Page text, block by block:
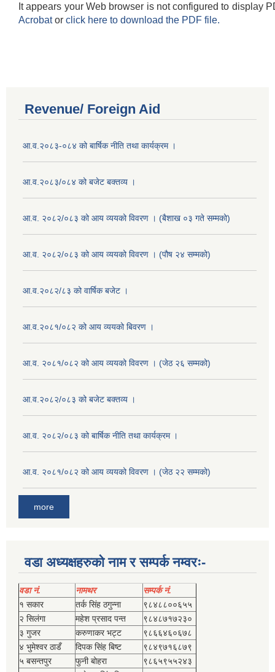
It appears your Web browser is not configured to display
Acrobator click here to download the PDF file.
Revenue/ Foreign Aid
आ.व.२०८३-०८४ को बार्षिक नीति तथा कार्यक्रम ।
आ.व.२०८३/०८४ को बजेट बक्तव्य ।
आ.व. २०८२/०८३ को आय व्ययको विवरण । (बैशाख ०३ गते सम्मको)
आ.व. २०८२/०८३ को आय व्ययको विवरण । (पौष २४ सम्मको)
आ.व.२०८२/८३ को वार्षिक बजेट ।
आ.व.२०८१/०८२ को आय व्ययको बिवरण ।
आ.व. २०८१/०८२ को आय व्ययको विवरण । (जेठ २६ सम्मको)
आ.व.२०८२/०८३ को बजेट बक्तव्य ।
आ.व. २०८२/०८३ को बार्षिक नीति तथा कार्यक्रम ।
आ.व. २०८१/०८२ को आय व्ययको विवरण । (जेठ २२ सम्मको)
more
वडा अध्यक्षहरुको नाम र सम्पर्क नम्वरः-
वडा नं. नामथर
सम्पर्क नं.
१ सकार
तर्क सिंह ठगुन्‍ना
९८४८८००६५५
२ सिलंगा
महेश प्रसाद पन्त
९८४८७१७२३०
३ गुजर
करुणाकर भट्ट
९८६६४६०६७८
४ भुमेश्‍वर ठाडँ
दिपक सिंह बिष्‍ट
९८४९७१६८७९
५ बसन्तपुर
फुनी बोहरा
९८६५९५५२४३